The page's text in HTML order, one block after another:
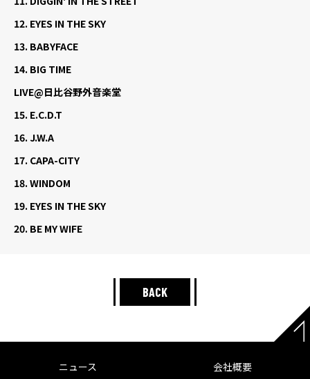
12. EYES IN THE SKY
13. BABYFACE
14. BIG TIME
LIVE@日比谷野外音楽堂
15. E.C.D.T
16. J.W.A
17. CAPA-CITY
18. WINDOM
19. EYES IN THE SKY
20. BE MY WIFE
BACK
ニュース 会社概要